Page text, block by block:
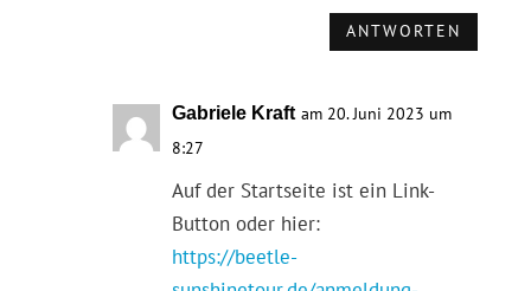
ANTWORTEN
Gabriele Kraft am 20. Juni 2023 um
8:27
Auf der Startseite ist ein Link-
Button oder hier:
https://beetle-